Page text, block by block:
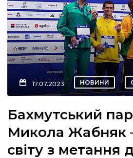
новини
17.07.2023 НОВИНИ
Бахмутський
Микола Жабняк
світу з метання